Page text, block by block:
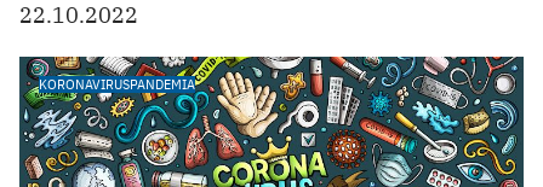
22.10.2022
KORONAVIRUSPANDEMIA